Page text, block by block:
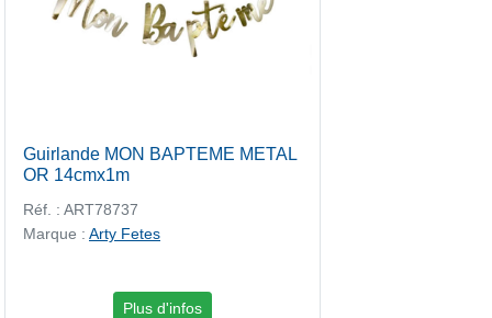
Guirlande MON BAPTEME METAL
OR 14cmx1m
Réf. : ART78737
Marque : Arty Fetes
Plus d'infos